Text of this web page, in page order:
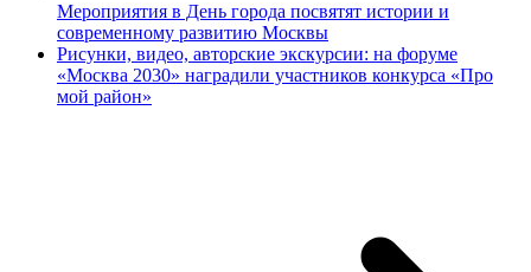
Мероприятия в День города посвятят истории и
современному развитию Москвы
Рисунки, видео, авторские экскурсии: на форуме
«Москва 2030» наградили участников конкурса «Про
мой район»